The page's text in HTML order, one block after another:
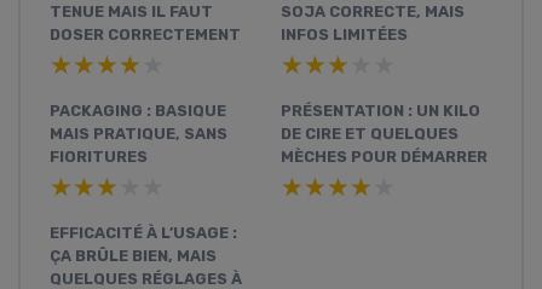
TENUE MAIS IL FAUT
DOSER CORRECTEMENT
★★★★★
★★★★★
SOJA CORRECTE, MAIS
INFOS LIMITÉES
★★★★★
★★★★★
PACKAGING : BASIQUE
MAIS PRATIQUE, SANS
FIORITURES
★★★★★
★★★★★
PRÉSENTATION : UN KILO
DE CIRE ET QUELQUES
MÈCHES POUR DÉMARRER
★★★★★
★★★★★
EFFICACITÉ À L’USAGE :
ÇA BRÛLE BIEN, MAIS
QUELQUES RÉGLAGES À